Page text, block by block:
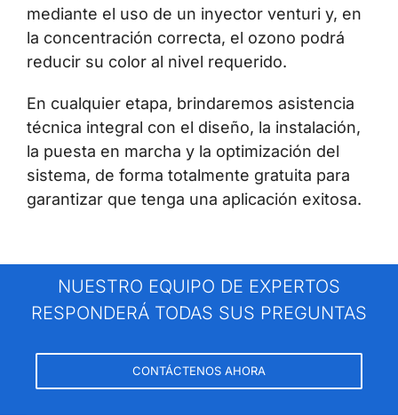
mediante el uso de un inyector venturi y, en
la concentración correcta, el ozono podrá
reducir su color al nivel requerido.
En cualquier etapa, brindaremos asistencia
técnica integral con el diseño, la instalación,
la puesta en marcha y la optimización del
sistema, de forma totalmente gratuita para
garantizar que tenga una aplicación exitosa.
NUESTRO EQUIPO DE EXPERTOS
RESPONDERÁ TODAS SUS PREGUNTAS
CONTÁCTENOS AHORA